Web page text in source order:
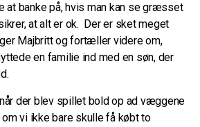
at banke på, hvis man kan se græsset
at alt er ok. Der er sket meget
Majbritt og fortæller videre om,
en familie ind med en søn, der
der blev spillet bold op ad væggene
vi ikke bare skulle få købt to